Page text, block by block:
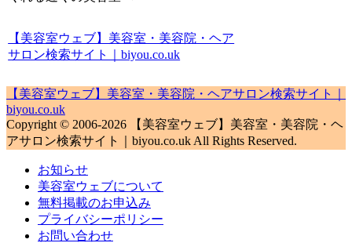
【美容室ウェブ】美容室・美容院・ヘア
サロン検索サイト｜biyou.co.uk
【美容室ウェブ】美容室・美容院・ヘアサロン検索サイト｜
biyou.co.uk
Copyright © 2006-2026 【美容室ウェブ】美容室・美容院・ヘ
アサロン検索サイト｜biyou.co.uk All Rights Reserved.
お知らせ
美容室ウェブについて
無料掲載のお申込み
プライバシーポリシー
お問い合わせ